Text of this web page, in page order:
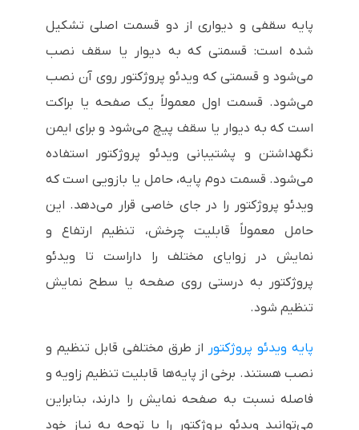
پایه سقفی و دیواری از دو قسمت اصلی تشکیل
شده است: قسمتی که به دیوار یا سقف نصب
می‌شود و قسمتی که ویدئو پروژکتور روی آن نصب
می‌شود. قسمت اول معمولاً یک صفحه یا براکت
است که به دیوار یا سقف پیچ می‌شود و برای ایمن
نگهداشتن و پشتیبانی ویدئو پروژکتور استفاده
می‌شود. قسمت دوم پایه، حامل یا بازویی است که
ویدئو پروژکتور را در جای خاصی قرار می‌دهد. این
حامل معمولاً قابلیت چرخش، تنظیم ارتفاع و
نمایش در زوایای مختلف را داراست تا ویدئو
پروژکتور به درستی روی صفحه یا سطح نمایش
تنظیم شود.
پایه ویدئو پروژکتور از طرق مختلفی قابل تنظیم و
نصب هستند. برخی از پایه‌ها قابلیت تنظیم زاویه و
فاصله نسبت به صفحه نمایش را دارند، بنابراین
می‌توانید ویدئو پروژکتور را با توجه به نیاز خود